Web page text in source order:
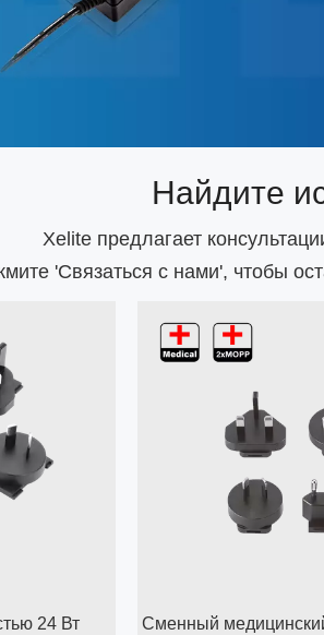
Найдите
Xelite предлагает
'Связаться с нами', чтобы
24 Вт
Сменный